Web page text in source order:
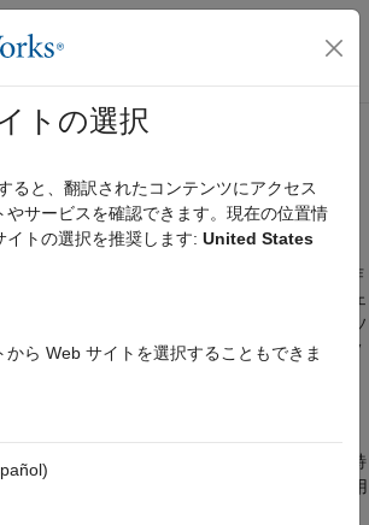
バス ナビゲーション メ
ホーム
ス
スタンスの作成
クトのインスタンスの作成
使用して、オートメーションをサポートする
公開されるオブジェクトを MATLAB
から作
。関数は、オブジェクトのメイン インターフェ
を返します。これを使ってオブジェクトのメソ
、イベント、および提供される他のインターフ
ロールの登録
ムで、たとえば自分のアプリケーション用に特
トロールのようなカスタム コントロールを使用
用前に、Microsoft
トの選択
ると、翻訳されたコンテンツにアクセス
やサービスを確認できます。現在の位置情
イトの選択を推奨します: United States
から Web サイトを選択することもできま